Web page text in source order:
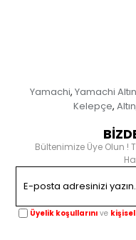
Yamachi, Yamachi Altın
Kelepçe, Altın
Bültenimize Üye Olun !
Üyelik koşullarını ve